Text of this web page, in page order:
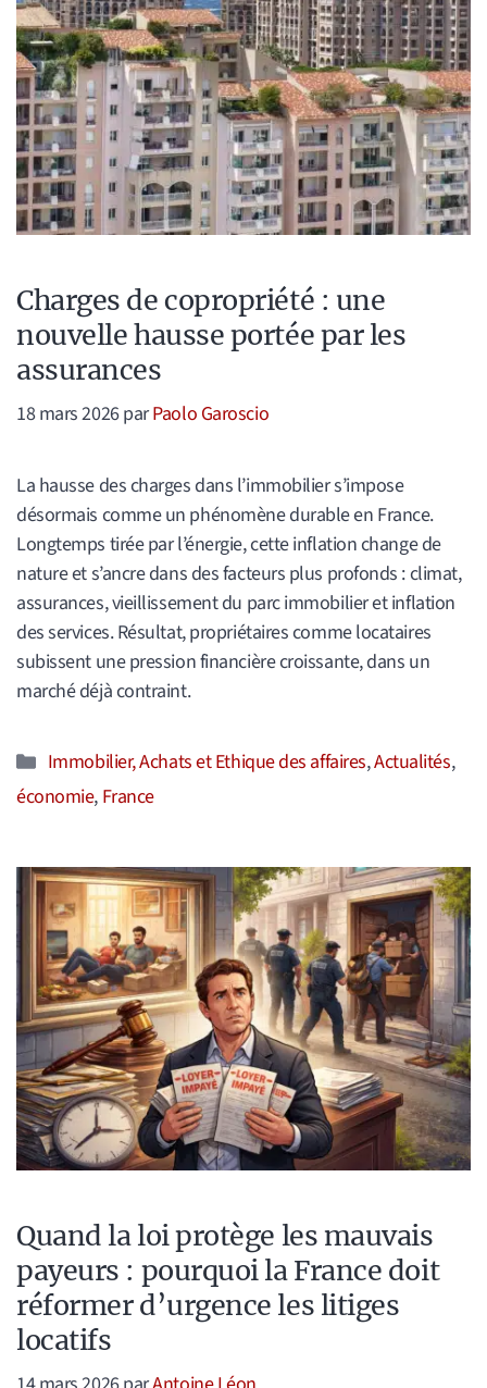
Charges de copropriété : une
nouvelle hausse portée par les
assurances
18 mars 2026parPaolo Garoscio
La hausse des charges dans l’immobilier s’impose
désormais comme un phénomène durable en France.
Longtemps tirée par l’énergie, cette inflation change de
nature et s’ancre dans des facteurs plus profonds : climat,
assurances, vieillissement du parc immobilier et inflation
des services. Résultat, propriétaires comme locataires
subissent une pression financière croissante, dans un
marché déjà contraint.
Catégories
Immobilier, Achats et Ethique des affaires,Actualités,
économie, France
Quand la loi protège les mauvais
payeurs : pourquoi la France doit
réformer d’urgence les litiges
locatifs